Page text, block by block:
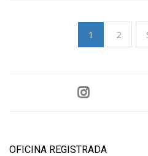
1 2
OFICINA REGISTRADA